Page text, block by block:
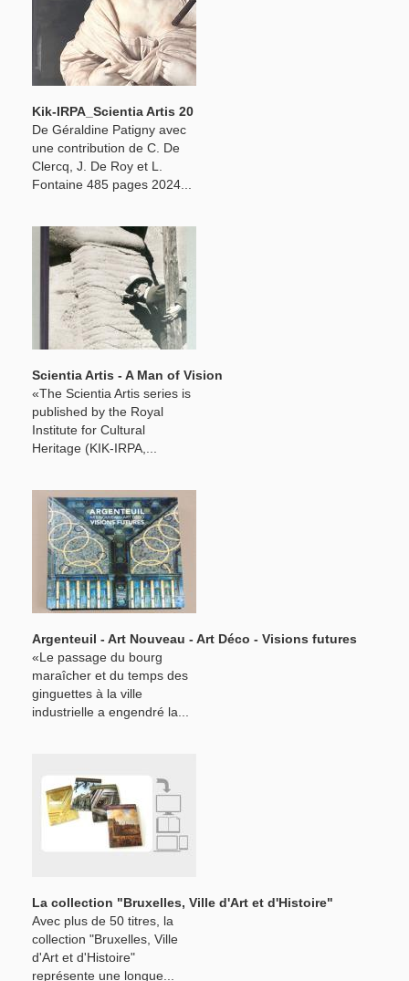
Kik-IRPA_Scientia Artis 20
De Géraldine Patigny avec
une contribution de C. De
Clercq, J. De Roy et L.
Fontaine 485 pages 2024...
Scientia Artis - A Man of Vision
«The Scientia Artis series is
published by the Royal
Institute for Cultural
Heritage (KIK-IRPA,...
Argenteuil - Art Nouveau - Art Déco - Visions futures
«Le passage du bourg
maraîcher et du temps des
ginguettes à la ville
industrielle a engendré la...
La collection "Bruxelles, Ville d'Art et d'Histoire"
Avec plus de 50 titres, la
collection "Bruxelles, Ville
d'Art et d'Histoire"
représente une longue...